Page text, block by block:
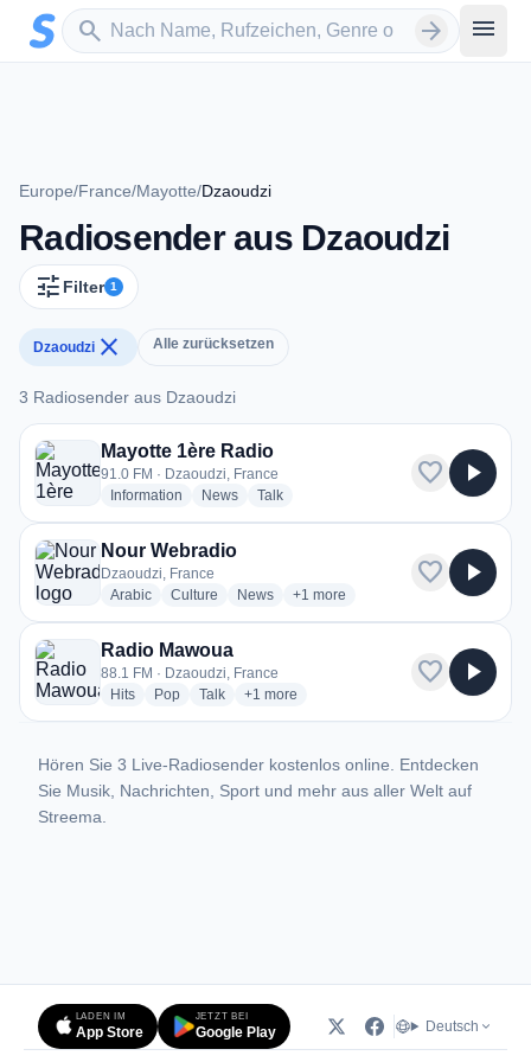
Zum Hauptinhalt springen
search
Sender suchen arrow_forward menu
Europe/France/Mayotte/Dzaoudzi
Radiosender aus Dzaoudzi
tune Filter 1
Dzaoudzi close Alle zurücksetzen
3 Radiosender aus Dzaoudzi
3 Radiosender aus Dzaoudzi
Mayotte 1ère Radio
91.0 FM · Dzaoudzi, France
Information radio stations
Newsradio stations
Talkradio stations
favorite play_arrow
Nour Webradio
Dzaoudzi, France
Arabicradio stations
Culture radio stations
Newsradio stations
+1 more genres for Nour Webradio
more
favorite play_arrow
Radio Mawoua
88.1 FM · Dzaoudzi, France
Hitsradio stations
Popradio stations
Talkradio stations
+1 more genres for Radio Mawoua
more
favorite play_arrow
Hören Sie 3 Live-Radiosender kostenlos online. Entdecken
Sie Musik, Nachrichten, Sport und mehr aus aller Welt auf
Streema.
LADEN IM
App Store
JETZT BEI
Google Play Deutsch